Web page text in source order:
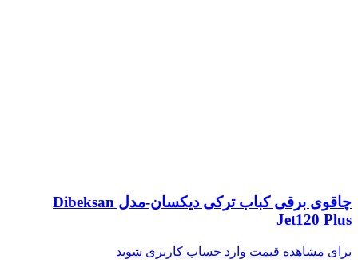
چاقوی برقی کباب ترکی دیکسان-مدل Dibeksan
Jet120 Plus
برای مشاهده قیمت وارد حساب کاربری شوید